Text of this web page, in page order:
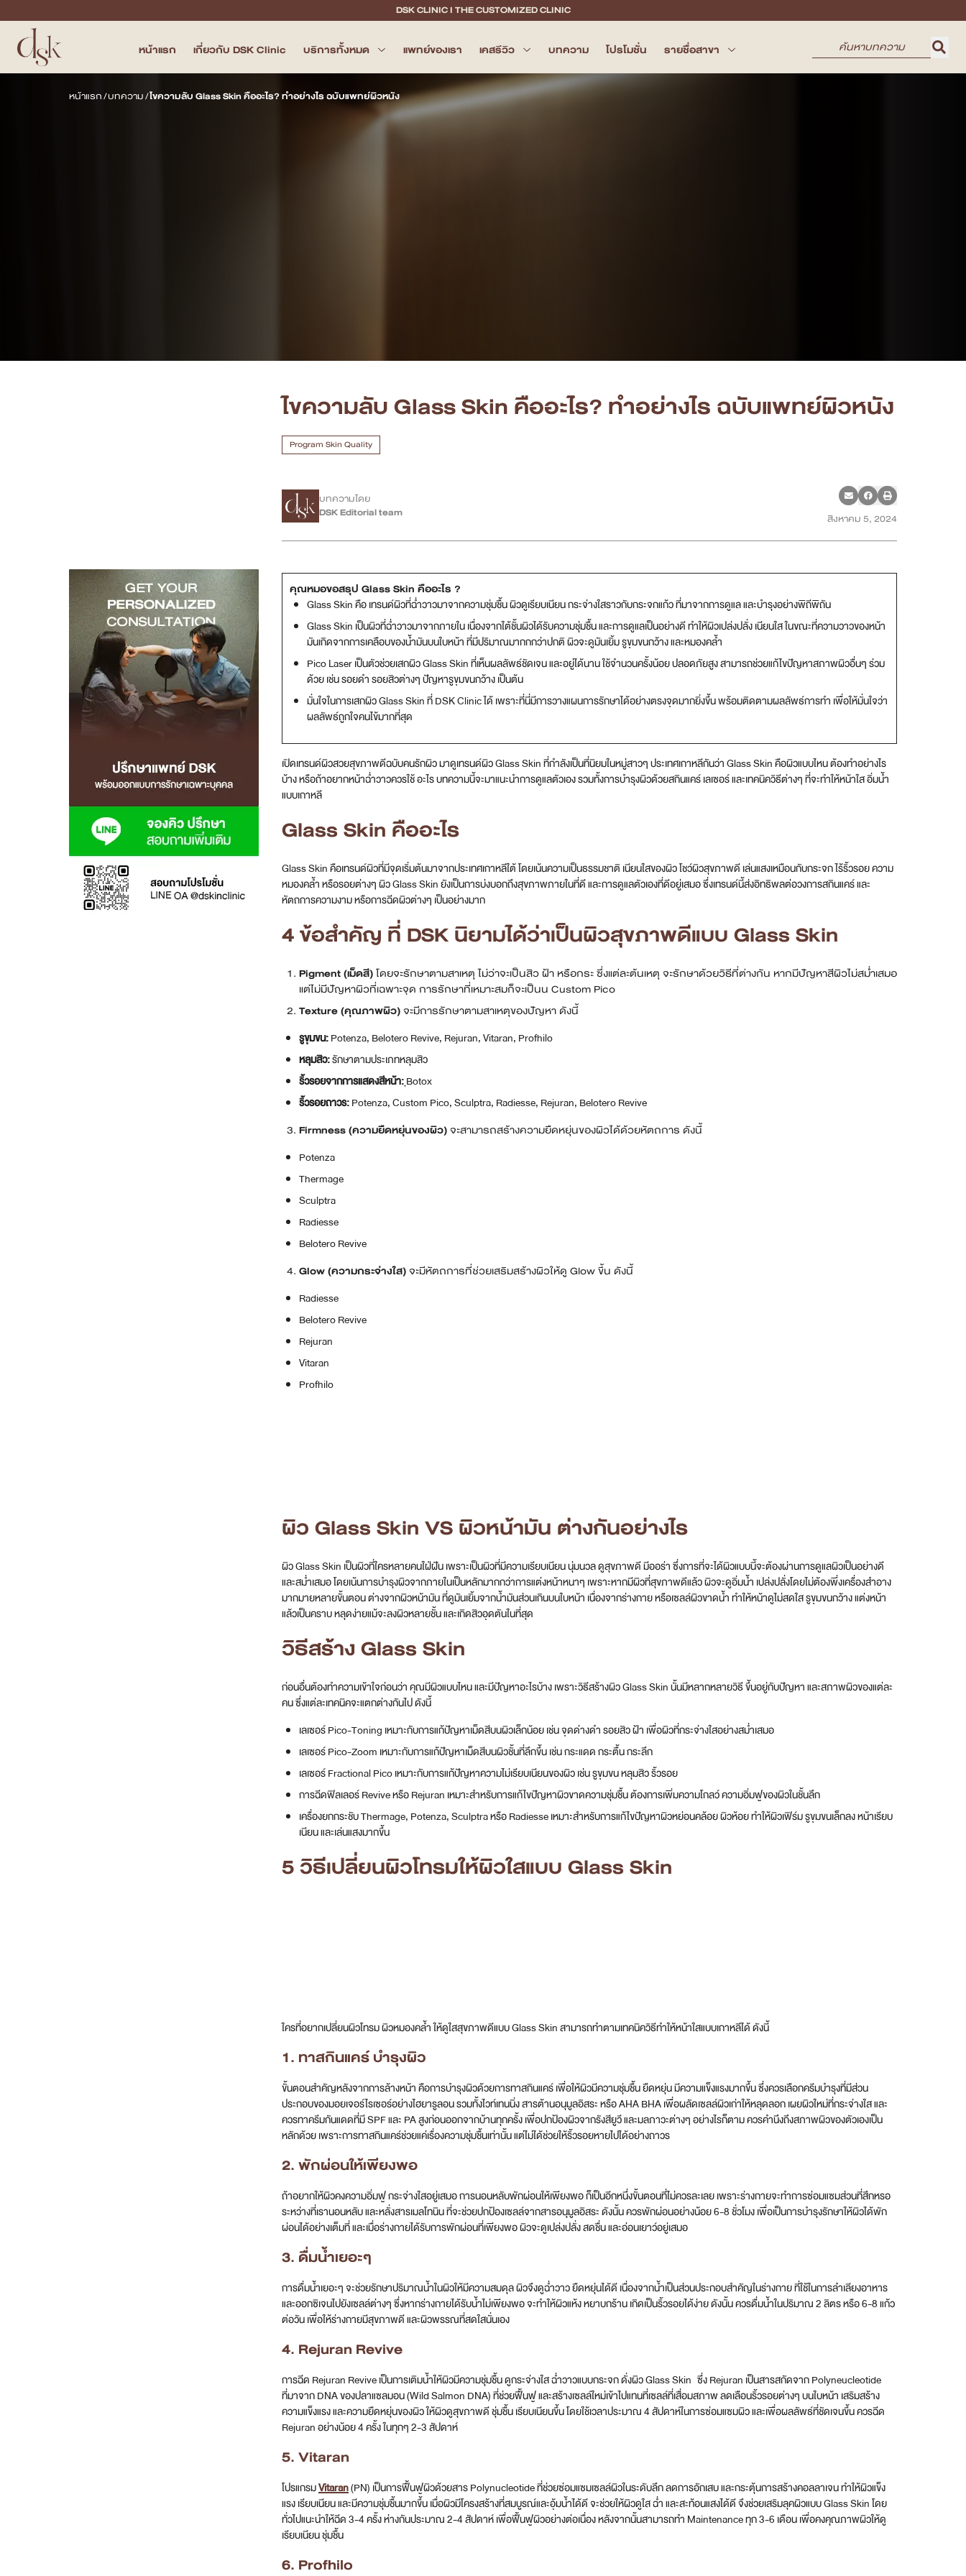
DSK CLINIC I THE CUSTOMIZED CLINIC
หน้าแรก เกี่ยวกับ DSK Clinic บริการทั้งหมด แพทย์ของเรา เคสรีวิว บทความ โปรโมชั่น รายชื่อสาขา
หน้าแรก
เคสรีวิว
สาขา Siam Paragon
สาขา Stadium One
สาขา Asoke
สาขา MRT สุทธิสาร
สาขา เซ็นทรัลปิ่นเกล้า
สาขา นครปฐม
หน้าแรก/บทความ/ไขความลับ Glass Skin คืออะไร? ทำอย่างไร ฉบับแพทย์ผิวหนัง
ไขความลับ Glass Skin คืออะไร? ทำอย่างไร ฉบับแพทย์ผิวหนัง
Program Skin Quality
บทความโดย
DSK Editorial team
สิงหาคม 5, 2024
คุณหมอขอสรุป Glass Skin คืออะไร ?
Glass Skin คือ เทรนด์ผิวที่ฉ่ำวาวมาจากความชุ่มชื้น ผิวดูเรียบเนียน กระจ่างใสราวกับกระจกแก้ว ที่มาจากการดูแล และบำรุงอย่างพิถีพิถัน
Glass Skin เป็นผิวที่ฉ่ำวาวมาจากภายใน เนื่องจากใต้ชั้นผิวได้รับความชุ่มชื้น และการดูแลเป็นอย่างดี ทำให้ผิวเปล่งปลั่ง เนียนใส ในขณะที่ความวาวของหน้า
มันเกิดจากการเคลือบของน้ำมันบนใบหน้า ที่มีปริมาณมากกกว่าปกติ ผิวจะดูมันเยิ้ม รูขุมขนกว้าง และหมองคล้ำ
Pico Laser เป็นตัวช่วยเสกผิว Glass Skin ที่เห็นผลลัพธ์ชัดเจน และอยู่ได้นาน ใช้จำนวนครั้งน้อย ปลอดภัยสูง สามารถช่วยแก้ไขปัญหาสภาพผิวอื่นๆ ร่วม
ด้วย เช่น รอยดำ รอยสิวต่างๆ ปัญหารูขุมขนกว้าง เป็นต้น
มั่นใจในการเสกผิว Glass Skin ที่ DSK Clinic ได้ เพราะที่นี่มีการวางแผนการรักษาได้อย่างตรงจุดมากยิ่งขึ้น พร้อมติดตามผลลัพธ์การทำ เพื่อให้มั่นใจว่า
ผลลัพธ์ถูกใจคนไข้มากที่สุด
เปิดเทรนด์ผิวสวยสุขภาพดีฉบับคนรักผิว มาดูเทรนด์ผิว Glass Skin ที่กำลังเป็นที่นิยมในหมู่สาวๆ ประเทศเกาหลีกันว่า Glass Skin คือผิวแบบไหน ต้องทำอย่างไร
บ้าง หรือถ้าอยากหน้าฉ่ําวาวควรใช้ อะไร บทความนี้จะมาแนะนำการดูแลตัวเอง รวมทั้งการบำรุงผิวด้วยสกินแคร์ เลเซอร์ และเทคนิควิธีต่างๆ ที่จะทําให้หน้าใส อิ่มน้ำ
แบบเกาหลี
Glass Skin คืออะไร
Glass Skin คือเทรนด์ผิวที่มีจุดเริ่มต้นมาจากประเทศเกาหลีใต้ โดยเน้นความเป็นธรรมชาติ เนียนใสของผิว โชว์ผิวสุขภาพดี เล่นแสงเหมือนกับกระจก ไร้ริ้วรอย ความ
หมองคล้ำ หรือรอยต่างๆ ผิว Glass Skin ยังเป็นการบ่งบอกถึงสุขภาพภายในที่ดี และการดูแลตัวเองที่ดีอยู่เสมอ ซึ่งเทรนด์นี้ส่งอิทธิพลต่อวงการสกินแคร์ และ
หัตถการความงาม หรือการฉีดผิวต่างๆ เป็นอย่างมาก
4 ข้อสำคัญ ที่ DSK นิยามได้ว่าเป็นผิวสุขภาพดีแบบ Glass Skin
Pigment (เม็ดสี)โดยจะรักษาตามสาเหตุ ไม่ว่าจะเป็นสิว ฝ้า หรือกระ ซึ่งแต่ละต้นเหตุ จะรักษาด้วยวิธีที่ต่างกัน หากมีปัญหาสีผิวไม่สม่ำเสมอ
แต่ไม่มีปัญหาผิวที่เฉพาะจุด การรักษาที่เหมาะสมก็จะเป็นน Custom Pico
Texture (คุณภาพผิว)จะมีการรักษาตามสาเหตุของปัญหา ดังนี้
รูขุมขน:Potenza, Belotero Revive, Rejuran, Vitaran, Profhilo
หลุมสิว:รักษาตามประเภทหลุมสิว
ริ้วรอยจากการแสดงสีหน้า:ฺBotox
ริ้วรอยถาวร:Potenza, Custom Pico, Sculptra, Radiesse, Rejuran, Belotero Revive
Firmness (ความยืดหยุ่นของผิว)จะสามารถสร้างความยืดหยุ่นของผิวได้ด้วยหัตถการ ดังนี้
Potenza
Thermage
Sculptra
Radiesse
Belotero Revive
Glow (ความกระจ่างใส)จะมีหัตถการที่ช่วยเสริมสร้างผิวให้ดู Glow ขึ้น ดังนี้
Radiesse
Belotero Revive
Rejuran
Vitaran
Profhilo
ผิว Glass Skin VS ผิวหน้ามัน ต่างกันอย่างไร
ผิว Glass Skin เป็นผิวที่ใครหลายคนใฝ่ฝัน เพราะเป็นผิวที่มีความเรียบเนียน นุ่มนวล ดูสุขภาพดี มีออร่า ซึ่งการที่จะได้ผิวแบบนี้จะต้องผ่านการดูแลผิวเป็นอย่างดี
และสม่ำเสมอ โดยเน้นการบำรุงผิวจากภายในเป็นหลักมากกว่าการแต่งหน้าหนาๆ เพราะหากมีผิวที่สุขภาพดีแล้ว ผิวจะดูอิ่มน้ำ เปล่งปลั่งโดยไม่ต้องพึ่งเครื่องสำอาง
มากมายหลายขั้นตอน ต่างจากผิวหน้ามัน ที่ดูมันเยิ้มจากน้ำมันส่วนเกินบนใบหน้า เนื่องจากร่างกาย หรือเซลล์ผิวขาดน้ำ ทำให้หน้าดูไม่สดใส รูขุมขนกว้าง แต่งหน้า
แล้วเป็นคราบ หลุดง่ายแม้จะลงผิวหลายชั้น และเกิดสิวอุดตันในที่สุด
วิธีสร้าง Glass Skin
ก่อนอื่นต้องทำความเข้าใจก่อนว่า คุณมีผิวแบบไหน และมีปัญหาอะไรบ้าง เพราะวิธีสร้างผิว Glass Skin นั้นมีหลากหลายวิธี ขึ้นอยู่กับปัญหา และสภาพผิวของแต่ละ
คน ซึ่งแต่ละเทคนิคจะแตกต่างกันไป ดังนี้
เลเซอร์ Pico-Toning เหมาะกับการแก้ปัญหาเม็ดสีบนผิวเล็กน้อย เช่น จุดด่างดำ รอยสิว ฝ้า เพื่อผิวที่กระจ่างใสอย่างสม่ำเสมอ
​​เลเซอร์ Pico-Zoom เหมาะกับการแก้ปัญหาเม็ดสีบนผิวชั้นที่ลึกขึ้น เช่น กระแดด กระตื้น กระลึก
เลเซอร์ Fractional Pico เหมาะกับการแก้ปัญหาความไม่เรียบเนียนของผิว เช่น รูขุมขน หลุมสิว ริ้วรอย
การฉีดฟิลเลอร์ Revive หรือ Rejuran เหมาะสำหรับการแก้ไขปัญหาผิวขาดความชุ่มชื้น ต้องการเพิ่มความโกลว์ ความอิ่มฟูของผิวในชั้นลึก
เครื่องยกกระชับ Thermage, Potenza, Sculptra หรือ Radiesse เหมาะสำหรับการแก้ไขปัญหาผิวหย่อนคล้อย ผิวห้อย ทำให้ผิวเฟิร์ม รูขุมขนเล็กลง หน้าเรียบ
เนียน และเล่นแสงมากขึ้น
5 วิธีเปลี่ยนผิวโทรมให้ผิวใสแบบ Glass Skin
ใครที่อยากเปลี่ยนผิวโทรม ผิวหมองคล้ำ ให้ดูใสสุขภาพดีแบบ Glass Skin สามารถทำตามเทคนิควิธีทําให้หน้าใสแบบเกาหลีได้ ดังนี้
1. ทาสกินแคร์ บำรุงผิว
ขั้นตอนสำคัญหลังจากการล้างหน้า คือการบำรุงผิวด้วยการทาสกินแคร์ เพื่อให้ผิวมีความชุ่มชื้น ยืดหยุ่น มีความแข็งแรงมากขึ้น ซึ่งควรเลือกครีมบำรุงที่มีส่วน
ประกอบของมอยเจอร์ไรเซอร์อย่างไฮยารูลอน รวมทั้งไวท์เทนนิ่ง สารต้านอนุมูลอิสระ หรือ AHA BHA เพื่อผลัดเซลล์ผิวเก่าให้หลุดลอก เผยผิวใหม่ที่กระจ่างใส และ
ควรทาครีมกันแดดที่มี SPF และ PA สูงก่อนออกจากบ้านทุกครั้ง เพื่อปกป้องผิวจากรังสียูวี และมลภาวะต่างๆ อย่างไรก็ตาม ควรคำนึงถึงสภาพผิวของตัวเองเป็น
หลักด้วย เพราะการทาสกินแคร์ช่วยแค่เรื่องความชุ่มชื้นเท่านั้น แต่ไม่ได้ช่วยให้ริ้วรอยหายไปได้อย่างถาวร
2. พักผ่อนให้เพียงพอ
ถ้าอยากให้ผิวคงความอิ่มฟู กระจ่างใสอยู่เสมอ การนอนหลับพักผ่อนให้เพียงพอ ก็เป็นอีกหนึ่งขั้นตอนที่ไม่ควรละเลย เพราะร่างกายจะทำการซ่อมแซมส่วนที่สึกหรอ
ระหว่างที่เรานอนหลับ และหลั่งสารเมลโทนิน ที่จะช่วยปกป้องเซลล์จากสารอนุมูลอิสระ ดังนั้น ควรพักผ่อนอย่างน้อย 6-8 ชั่วโมง เพื่อเป็นการบำรุงรักษาให้ผิวได้พัก
ผ่อนได้อย่างเต็มที่ และเมื่อร่างกายได้รับการพักผ่อนที่เพียงพอ ผิวจะดูเปล่งปลั่ง สดชื่น และอ่อนเยาว์อยู่เสมอ
3. ดื่มน้ำเยอะๆ